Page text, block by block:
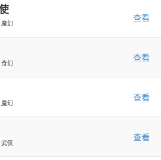
幻 查看
幻 查看
幻 查看
侠 查看